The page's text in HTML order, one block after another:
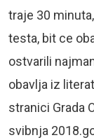
traje 30
testa, bit ce
ostvarili
obavlja iz
stranici Grada
svibnja